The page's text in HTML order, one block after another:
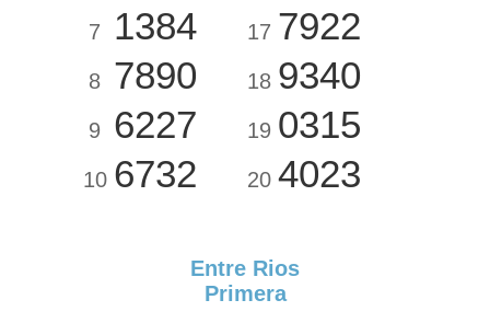
7 1384
8 7890
9 6227
10 6732
17 7922
18 9340
19 0315
20 4023
Entre Rios
Primera